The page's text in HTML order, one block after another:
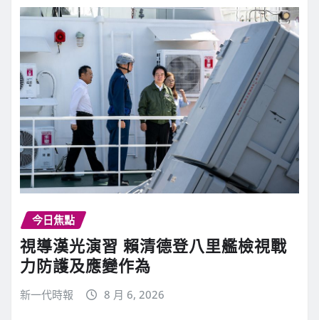
今日焦點
視導漢光演習 賴清德登八里艦檢視戰
力防護及應變作為
新一代時報 8 月 6, 2026